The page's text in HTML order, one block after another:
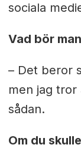
sociala
Vad bör
– Det beror
men jag tror
sådan.
Om du